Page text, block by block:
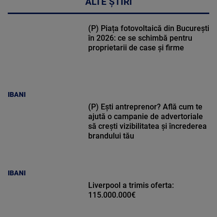
ALTE ȘTIRI
IBANI
(P) Piața fotovoltaică din București
în 2026: ce se schimbă pentru
proprietarii de case și firme
IBANI
(P) Ești antreprenor? Află cum te
ajută o campanie de advertoriale
să crești vizibilitatea și încrederea
brandului tău
Liverpool a trimis oferta:
115.000.000€